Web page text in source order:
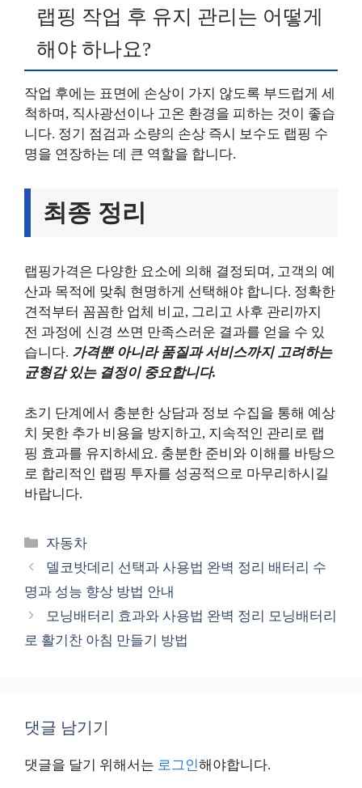
랩핑 작업 후 유지 관리는 어떻게
해야 하나요?
작업 후에는 표면에 손상이 가지 않도록 부드럽게 세
척하며, 직사광선이나 고온 환경을 피하는 것이 좋습
니다. 정기 점검과 소량의 손상 즉시 보수도 랩핑 수
명을 연장하는 데 큰 역할을 합니다.
최종 정리
랩핑가격은 다양한 요소에 의해 결정되며, 고객의 예
산과 목적에 맞춰 현명하게 선택해야 합니다. 정확한
견적부터 꼼꼼한 업체 비교, 그리고 사후 관리까지
전 과정에 신경 쓰면 만족스러운 결과를 얻을 수 있
습니다. 가격뿐 아니라 품질과 서비스까지 고려하는
균형감 있는 결정이 중요합니다.
초기 단계에서 충분한 상담과 정보 수집을 통해 예상
치 못한 추가 비용을 방지하고, 지속적인 관리로 랩
핑 효과를 유지하세요. 충분한 준비와 이해를 바탕으
로 합리적인 랩핑 투자를 성공적으로 마무리하시길
바랍니다.
카
테
리
자동차
델코밧데리 선택과 사용법 완벽 정리 배터리 수
명과 성능 향상 방법 안내
모닝배터리 효과와 사용법 완벽 정리 모닝배터리
로 활기찬 아침 만들기 방법
댓글 남기기
댓글을 달기 위해서는 로그인해야합니다.